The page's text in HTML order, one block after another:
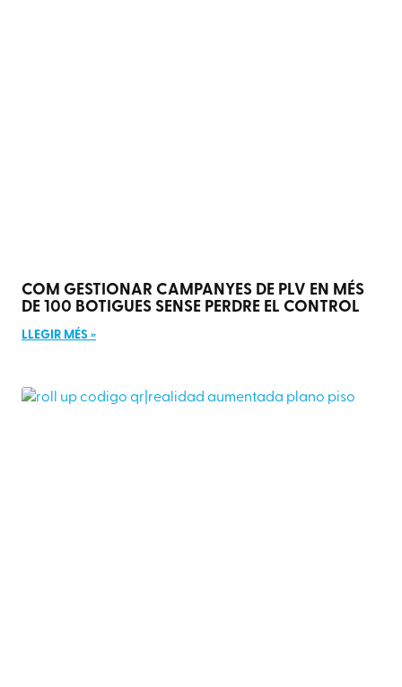
COM GESTIONAR CAMPANYES DE PLV EN MÉS
DE 100 BOTIGUES SENSE PERDRE EL CONTROL
LLEGIR MÉS »